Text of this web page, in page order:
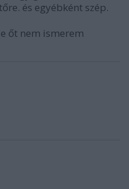
és egyébként szép.
őt nem ismerem